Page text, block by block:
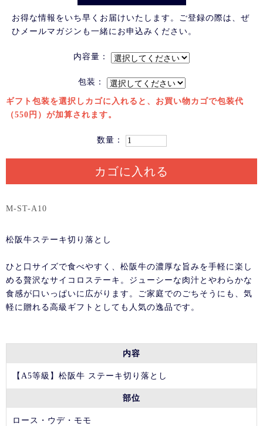
お得な情報をいち早くお届けいたします。ご登録の際は、ぜ
ひメールマガジンも一緒にお申込みください。
内容量：
包装：
ギフト包装を選択しカゴに入れると、お買い物カゴで包装代
（550円）が加算されます。
数量：
カゴに入れる
M-ST-A10
松阪牛ステーキ切り落とし
ひと口サイズで食べやすく、松阪牛の濃厚な旨みを手軽に楽し
める贅沢なサイコロステーキ。ジューシーな肉汁とやわらかな
食感が口いっぱいに広がります。ご家庭でのごちそうにも、気
軽に贈れる高級ギフトとしても人気の逸品です。
内容
【A5等級】松阪牛 ステーキ切り落とし
部位
ロース・ウデ・モモ